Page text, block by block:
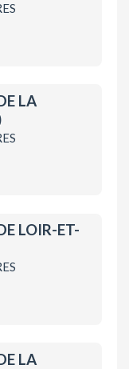
LA
LOIR-ET-
LA